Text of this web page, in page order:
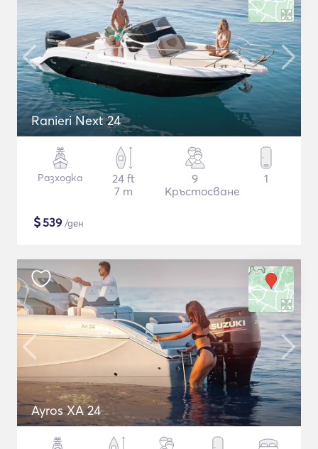
Ranieri Next 24
Разходка
24 ft
7 m
9
Кръстосване
1
$539 /ден
Ayros XA 24